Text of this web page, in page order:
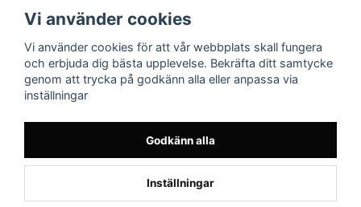
Powered by Nyehandel AB
Vi använder cookies
Vi använder cookies för att vår webbplats skall fungera
och erbjuda dig bästa upplevelse. Bekräfta ditt samtycke
genom att trycka på godkänn alla eller anpassa via
inställningar
Godkänn alla
Inställningar